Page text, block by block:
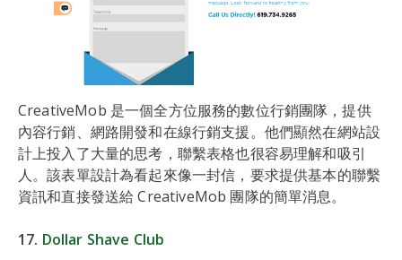
CreativeMob 是一個全方位服務的數位行銷團隊，提供
內容行銷、網路開發和在線行銷支援。他們顯然在網站設
計上投入了大量的思考，聯繫表格也很容易理解和吸引
人。該表單設計為看起來像一封信，要求提供基本的聯繫
資訊和直接發送給 CreativeMob 團隊的簡單消息。
17. Dollar Shave Club